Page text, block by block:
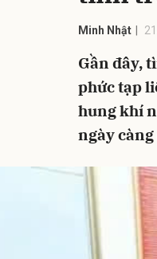
Minh Nhật
Gần đây,
phức tạp
hung khí
ngày